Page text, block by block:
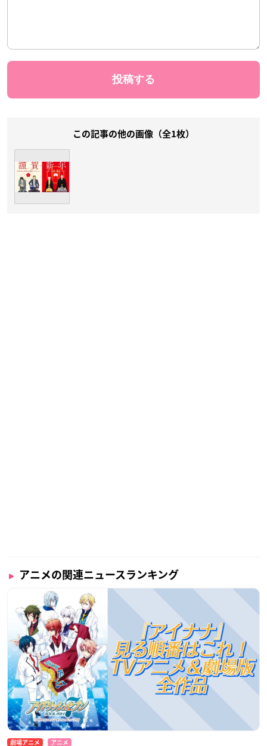
この記事の他の画像（全1枚）
アニメの関連ニュースランキング
劇場アニメ アニメ